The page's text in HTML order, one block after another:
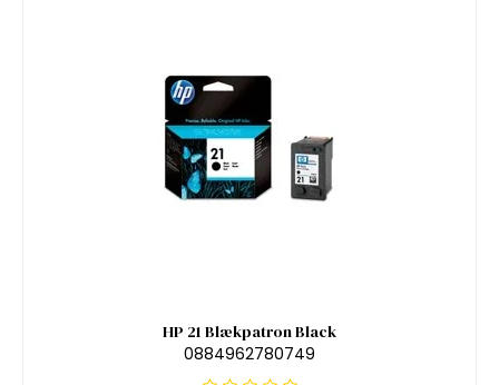
HP 21 Blækpatron Black
0884962780749